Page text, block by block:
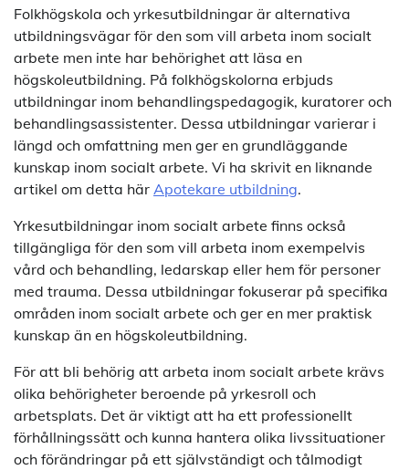
Folkhögskola och yrkesutbildningar är alternativa
utbildningsvägar för den som vill arbeta inom socialt
arbete men inte har behörighet att läsa en
högskoleutbildning. På folkhögskolorna erbjuds
utbildningar inom behandlingspedagogik, kuratorer och
behandlingsassistenter. Dessa utbildningar varierar i
längd och omfattning men ger en grundläggande
kunskap inom socialt arbete. Vi ha skrivit en liknande
artikel om detta här Apotekare utbildning.
Yrkesutbildningar inom socialt arbete finns också
tillgängliga för den som vill arbeta inom exempelvis
vård och behandling, ledarskap eller hem för personer
med trauma. Dessa utbildningar fokuserar på specifika
områden inom socialt arbete och ger en mer praktisk
kunskap än en högskoleutbildning.
För att bli behörig att arbeta inom socialt arbete krävs
olika behörigheter beroende på yrkesroll och
arbetsplats. Det är viktigt att ha ett professionellt
förhållningssätt och kunna hantera olika livssituationer
och förändringar på ett självständigt och tålmodigt